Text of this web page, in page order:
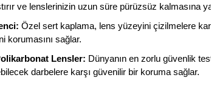
ve lenslerinizin uzun süre pürüzsüz kalmasına
Özel sert kaplama, lens yüzeyini çizilmelere
korumasını sağlar.
Lensler: Dünyanın en zorlu güvenlik
darbelere karşı güvenilir bir koruma sağlar.